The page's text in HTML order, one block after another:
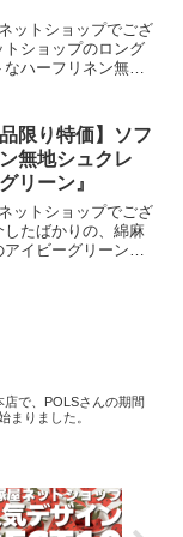
ットショップでござ
ショップのロング
ハーフリネン無地
このシュクレに限定
。その
限り特価】ソフ
無地シュクレ
リーン』
ットショップでござ
たばかりの、綿麻
イビーグリーン。
で、POLSさんの期間
まりました。